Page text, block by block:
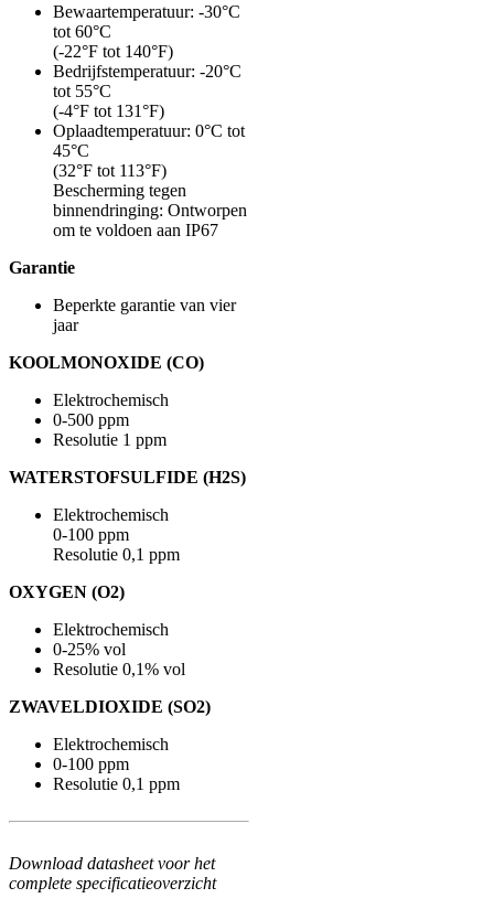
Bewaartemperatuur: -30°C
tot 60°C
(-22°F tot 140°F)
Bedrijfstemperatuur: -20°C
tot 55°C
(-4°F tot 131°F)
Oplaadtemperatuur: 0°C tot
45°C
(32°F tot 113°F)
Bescherming tegen
binnendringing: Ontworpen
om te voldoen aan IP67
Garantie
Beperkte garantie van vier
jaar
KOOLMONOXIDE (CO)
Elektrochemisch
0-500 ppm
Resolutie 1 ppm
WATERSTOFSULFIDE (H2S)
Elektrochemisch
0-100 ppm
Resolutie 0,1 ppm
OXYGEN (O2)
Elektrochemisch
0-25% vol
Resolutie 0,1% vol
ZWAVELDIOXIDE (SO2)
Elektrochemisch
0-100 ppm
Resolutie 0,1 ppm
Download datasheet voor het
complete specificatieoverzicht